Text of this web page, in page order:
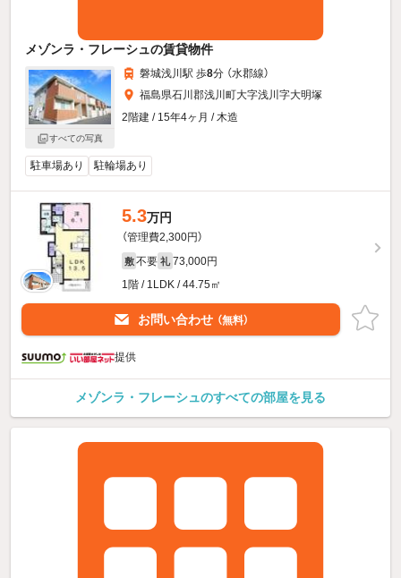
メゾンラ・フレーシュの賃貸物件
すべての写真
磐城浅川駅 歩8分 （水郡線）
福島県石川郡浅川町大字浅川字大明塚
2階建 / 15年4ヶ月 / 木造
駐車場あり 駐輪場あり
5.3万円
（管理費2,300円）
敷 不要 礼 73,000円
1階 / 1LDK / 44.75㎡
お問い合わせ （無料）
提供
メゾンラ・フレーシュのすべての部屋を見る